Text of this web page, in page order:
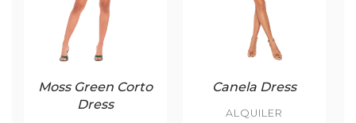
Moss Green Corto
Dress
Canela Dress
ALQUILER